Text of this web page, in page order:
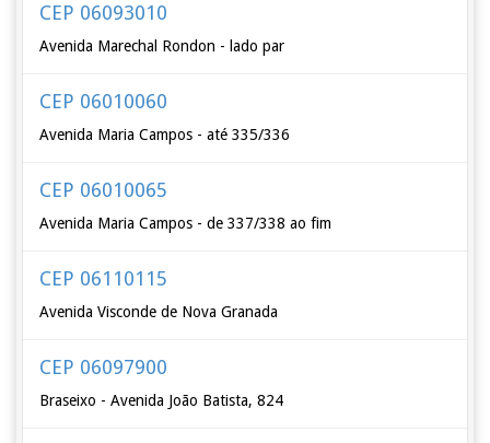
CEP 06093010
Avenida Marechal Rondon - lado par
CEP 06010060
Avenida Maria Campos - até 335/336
CEP 06010065
Avenida Maria Campos - de 337/338 ao fim
CEP 06110115
Avenida Visconde de Nova Granada
CEP 06097900
Braseixo - Avenida João Batista, 824